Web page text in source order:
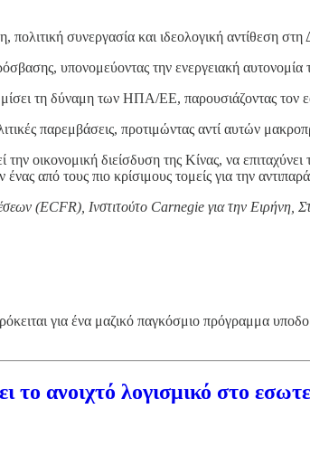
συνεργασία και ιδεολογική αντίθεση
υπονομεύοντας την ενεργειακή
τη δύναμη των ΗΠΑ/ΕΕ, παρουσιάζοντας τον
παρεμβάσεις, προτιμώντας αντί αυτών
οικονομική διείσδυση της Κίνας, να επιταχύνει
από τους πιο κρίσιμους τομείς για την
(ECFR), Ινστιτούτο Carnegie για την Ειρήνη,
για ένα μαζικό παγκόσμιο πρόγραμμα
ανοιχτό λογισμικό στο